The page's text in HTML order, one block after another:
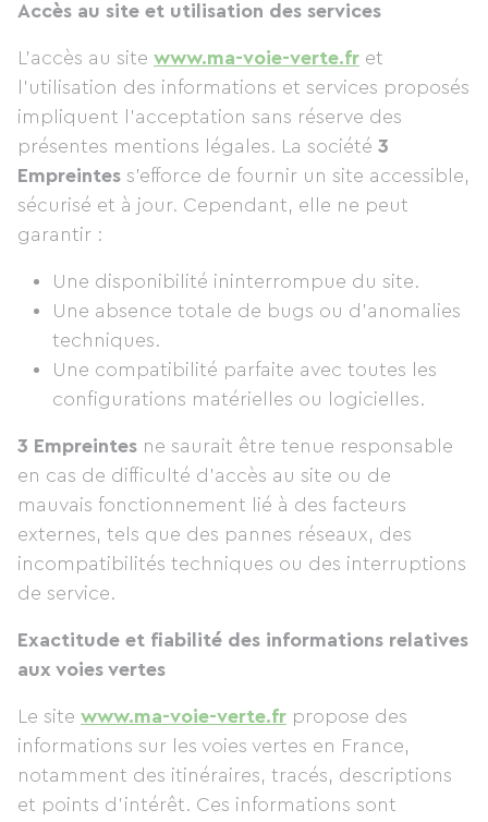
Accès au site et utilisation des services
L’accès au site www.ma-voie-verte.fr et
l’utilisation des informations et services proposés
impliquent l’acceptation sans réserve des
présentes mentions légales. La société 3
Empreintes s’efforce de fournir un site accessible,
sécurisé et à jour. Cependant, elle ne peut
garantir :
Une disponibilité ininterrompue du site.
Une absence totale de bugs ou d’anomalies
techniques.
Une compatibilité parfaite avec toutes les
configurations matérielles ou logicielles.
3 Empreintes ne saurait être tenue responsable
en cas de difficulté d’accès au site ou de
mauvais fonctionnement lié à des facteurs
externes, tels que des pannes réseaux, des
incompatibilités techniques ou des interruptions
de service.
Exactitude et fiabilité des informations relatives
aux voies vertes
Le site www.ma-voie-verte.fr propose des
informations sur les voies vertes en France,
notamment des itinéraires, tracés, descriptions
et points d'intérêt. Ces informations sont